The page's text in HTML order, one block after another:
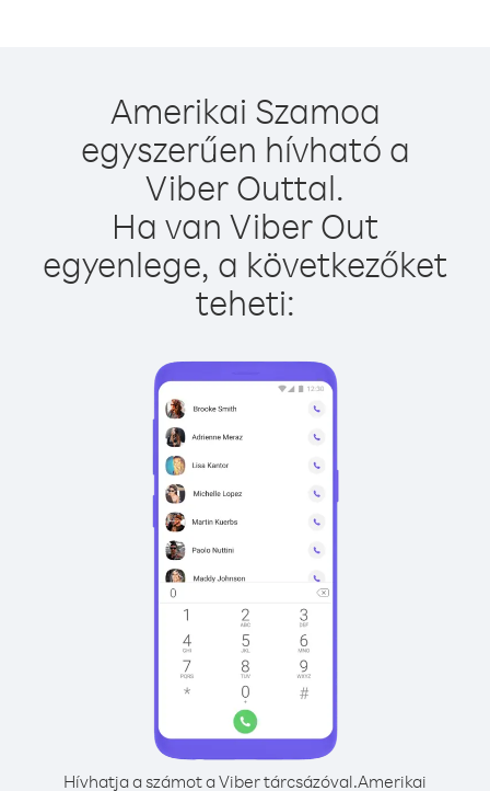
Amerikai Szamoa
egyszerűen hívható a
Viber Outtal.
Ha van Viber Out
egyenlege, a következőket
teheti:
Hívhatja a számot a Viber tárcsázóval.Amerikai